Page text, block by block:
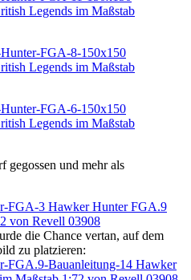
gegossen und mehr als
die Chance vertan, auf dem
zu platzieren: